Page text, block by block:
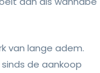
van lange adem.
de aankoop